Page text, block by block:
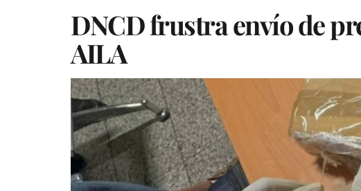
DNCD frustra envío de
AILA